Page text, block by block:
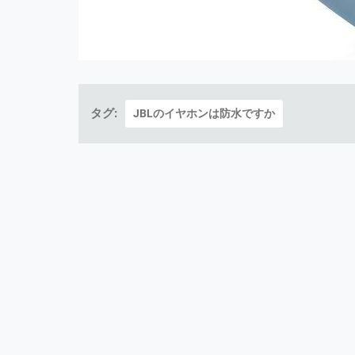
タグ: JBLのイヤホンは防水ですか